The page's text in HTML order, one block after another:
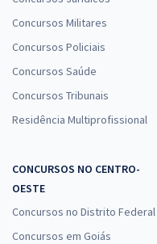
Concursos Militares
Concursos Policiais
Concursos Saúde
Concursos Tribunais
Residência Multiprofissional
CONCURSOS NO CENTRO-
OESTE
Concursos no Distrito Federal
Concursos em Goiás